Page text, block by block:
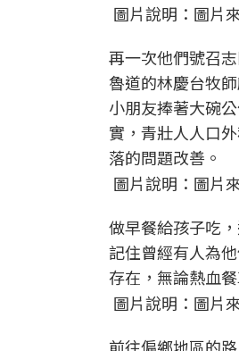
圖片說明：圖片
再一次他們號召
魯道的林慶台牧
小朋友捧著大碗
實，青壯人人口
落的問題改善。
圖片說明：圖片
做早餐給孩子吃
記住曾經有人為
存在，無論熱血
圖片說明：圖片